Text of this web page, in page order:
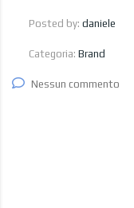
Posted by: daniele
Categoria: Brand
Nessun commento